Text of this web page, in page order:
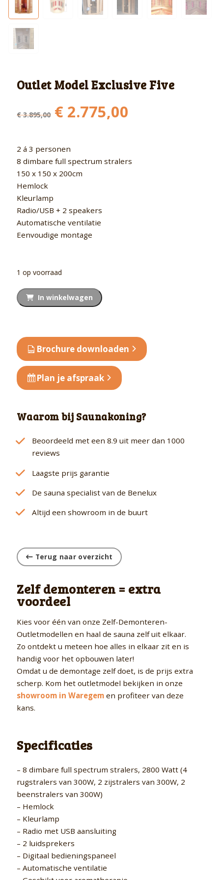
Outlet Model Exclusive Five
€3.895,00 Oorspronkelijke
prijs
€ 3.895,00.
€ 2.775,00
2 á 3 personen
8 dimbare full spectrum stralers
150 x 150 x 200cm
Hemlock
Kleurlamp
Radio/USB + 2 speakers
Automatische ventilatie
Eenvoudige montage
1 op voorraad
Outlet
Model
aantal
In winkelwagen
Brochure downloaden
Plan je afspraak
Waarom bij Saunakoning?
Beoordeeld met een 8.9 uit meer dan 1000
reviews
Laagste prijs garantie
De sauna specialist van de Benelux
Altijd een showroom in de buurt
Terug naar overzicht
Zelf demonteren = extra
voordeel
Kies voor één van onze Zelf-Demonteren-
Outletmodellen en haal de sauna zelf uit elkaar.
Zo ontdekt u meteen hoe alles in elkaar zit en is
handig voor het opbouwen later!
Omdat u de demontage zelf doet, is de prijs extra
scherp. Kom het outletmodel bekijken in onze
showroom in Waregem en profiteer van deze
kans.
Specificaties
– 8 dimbare full spectrum stralers, 2800 Watt (4
rugstralers van 300W, 2 zijstralers van 300W, 2
beenstralers van 300W)
– Hemlock
– Kleurlamp
– Radio met USB aansluiting
– 2 luidsprekers
– Digitaal bedieningspaneel
– Automatische ventilatie